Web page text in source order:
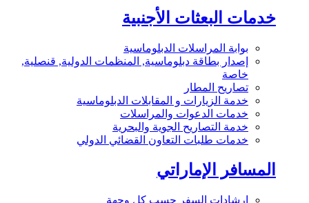
خدمات البعثات الأجنبية
بوابة المراسلات الدبلوماسية
إصدار بطاقة دبلوماسية, المنظمات الدولية, قنصلية,
خاصة
تصاريح المطار
خدمة الزيارات و المقابلات الدبلوماسية
خدمات الدعوات والمراسلات
خدمة التصاريح الجوية والبحرية
خدمات طلبات التعاون القضائي الدولي
المسافر الإماراتي
إرشادات السفر حسب كل وجهة